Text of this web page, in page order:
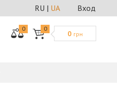
Вход
RU | UA
0 0
0 грн